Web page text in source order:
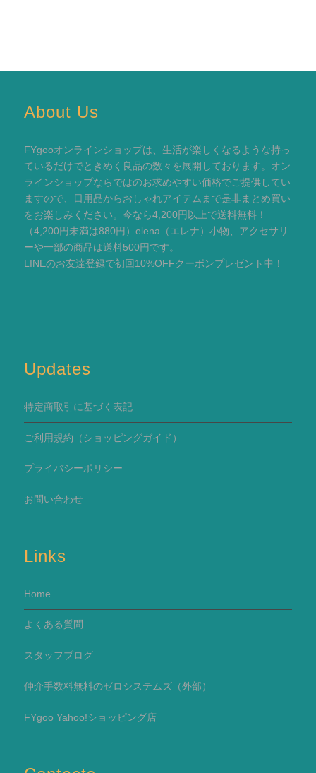
About Us
FYgooオンラインショップは、生活が楽しくなるような持っ
ているだけでときめく良品の数々を展開しております。オン
ラインショップならではのお求めやすい価格でご提供してい
ますので、日用品からおしゃれアイテムまで是非まとめ買い
をお楽しみください。今なら4,200円以上で送料無料！
（4,200円未満は880円）elena（エレナ）小物、アクセサリ
ーや一部の商品は送料500円です。
LINEのお友達登録で初回10%OFFクーポンプレゼント中！
Updates
特定商取引に基づく表記
ご利用規約 （ショッピングガイド）
プライバシーポリシー
お問い合わせ
Links
Home
よくある質問
スタッフブログ
仲介手数料無料のゼロシステムズ（外部）
FYgoo Yahoo!ショッピング店